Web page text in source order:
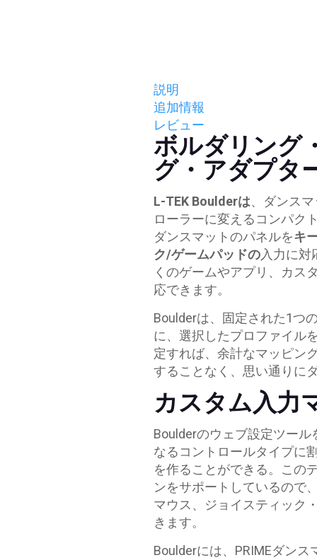
説明
追加情報
レビュー
ボルダリング
グ・アダプタ
L-TEK Boulderは、ダンス
ローラーに変えるコンパク
ダンスマットのパネルをキ
ク/ゲームパッドの入力に
くのゲームやアプリ、カス
応できます。
Boulderは、固定された1つ
に、選択したプロファイル
定すれば、余計なマッピン
することなく、思い通りに
カスタム入力
Boulderのウェブ設定ツー
なるコントロールタイプに
を作ることができる。この
ンをサポートしているので
マウス、ジョイスティック
きます。
Boulderには、PRIMEダン